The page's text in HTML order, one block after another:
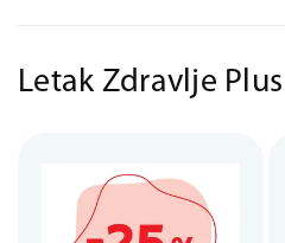
Letak Zdravlje Plus